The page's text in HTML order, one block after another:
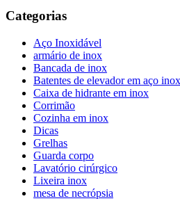
Categorias
Aço Inoxidável
armário de inox
Bancada de inox
Batentes de elevador em aço inox
Caixa de hidrante em inox
Corrimão
Cozinha em inox
Dicas
Grelhas
Guarda corpo
Lavatório cirúrgico
Lixeira inox
mesa de necrópsia